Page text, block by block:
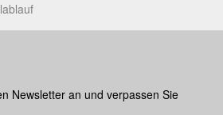
Newsletter an und verpassen Sie